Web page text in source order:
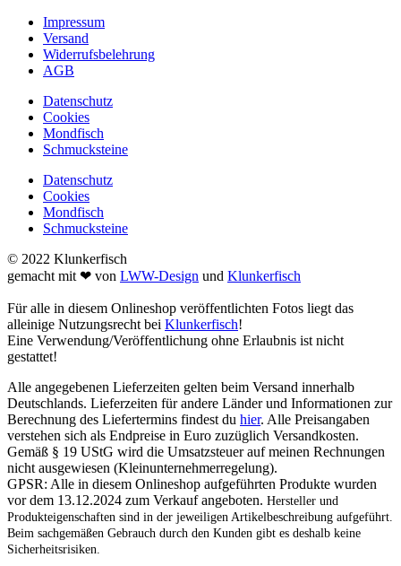
Impressum
Versand
Widerrufsbelehrung
AGB
Datenschutz
Cookies
Mondfisch
Schmucksteine
Datenschutz
Cookies
Mondfisch
Schmucksteine
© 2022 Klunkerfisch
gemacht mit ❤ von LWW-Design und Klunkerfisch
Für alle in diesem Onlineshop veröffentlichten Fotos liegt das
alleinige Nutzungsrecht bei Klunkerfisch!
Eine Verwendung/Veröffentlichung ohne Erlaubnis ist nicht
gestattet!
Alle angegebenen Lieferzeiten gelten beim Versand innerhalb
Deutschlands. Lieferzeiten für andere Länder und Informationen zur
Berechnung des Liefertermins findest du hier. Alle Preisangaben
verstehen sich als Endpreise in Euro zuzüglich Versandkosten.
Gemäß § 19 UStG wird die Umsatzsteuer auf meinen Rechnungen
nicht ausgewiesen (Kleinunternehmerregelung).
GPSR: Alle in diesem Onlineshop aufgeführten Produkte wurden
vor dem 13.12.2024 zum Verkauf angeboten. Hersteller und
Produkteigenschaften sind in der jeweiligen Artikelbeschreibung aufgeführt.
Beim sachgemäßen Gebrauch durch den Kunden gibt es deshalb keine
Sicherheitsrisiken.